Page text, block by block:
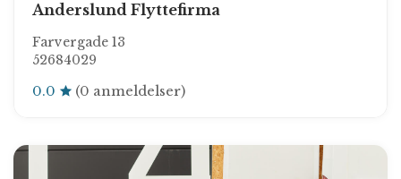
Anderslund Flyttefirma
Farvergade 13
52684029
0.0 (0 anmeldelser)